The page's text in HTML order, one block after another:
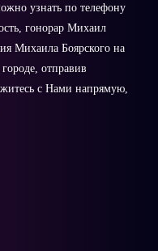
узнать по телефону
гонорар Михаил
Михаила Боярского на
отправив
с Нами напрямую,